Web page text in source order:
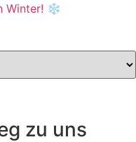
Winter! ❄️
zu uns